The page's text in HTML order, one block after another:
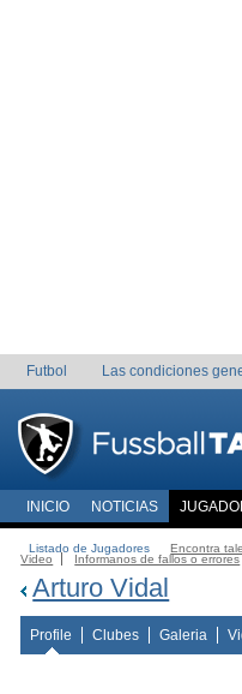
Futbol Las condiciones
INICIO NOTICIAS
Listado de Jugadores Encontra
Video
Informanos de fallos o errores
Arturo Vidal
Profile Clubes Galeria